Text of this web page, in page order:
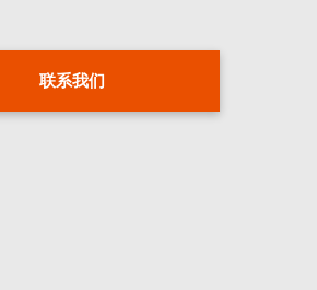
联系我们